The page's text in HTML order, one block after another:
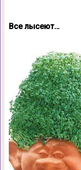
Все лысеют…